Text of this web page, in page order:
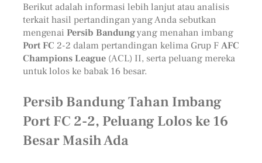
Berikut adalah informasi lebih lanjut atau analisis
terkait hasil pertandingan yang Anda sebutkan
mengenai Persib Bandungyang menahan imbang
Port FC 2-2 dalam pertandingan kelima Grup FAFC
Champions League(ACL) II, serta peluang mereka
untuk lolos ke babak 16 besar.
Persib Bandung Tahan Imbang
Port FC 2-2, Peluang Lolos ke 16
Besar Masih Ada